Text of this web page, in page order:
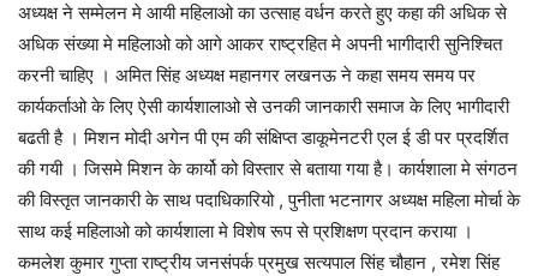
अध्यक्ष ने सम्मेलन मे आयी महिलाओ का उत्साह वर्धन करते हुए कहा की अधिक से
अधिक संख्या मे महिलाओ को आगे आकर राष्ट्रहित मे अपनी भागीदारी सुनिश्चित
करनी चाहिए । अमित सिंह अध्यक्ष महानगर लखनऊ ने कहा समय समय पर
कार्यकर्ताओ के लिए ऐसी कार्यशालाओ से उनकी जानकारी समाज के लिए भागीदारी
बढती है । मिशन मोदी अगेन पी एम की संक्षिप्त डाकूमेनटरी एल ई डी पर प्रदर्शित
की गयी । जिसमे मिशन के कार्यो को विस्तार से बताया गया है। कार्यशाला मे संगठन
की विस्तृत जानकारी के साथ पदाधिकारियो , पुनीता भटनागर अध्यक्ष महिला मोर्चा के
साथ कई महिलाओ को कार्यशाला मे विशेष रूप से प्रशिक्षण प्रदान कराया ।
कमलेश कुमार गुप्ता राष्ट्रीय जनसंपर्क प्रमुख सत्यपाल सिंह चौहान , रमेश सिंह